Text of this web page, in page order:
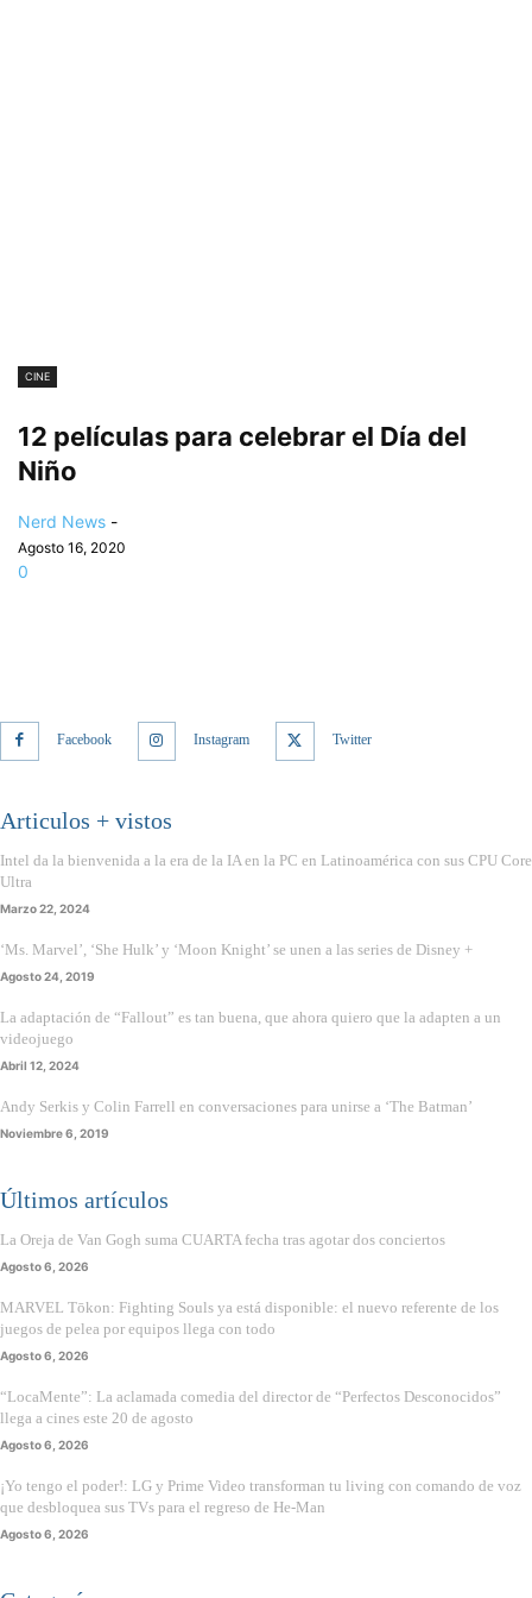
CINE
12 películas para celebrar el Día del
Niño
Nerd News -
Agosto 16, 2020
0
Facebook Instagram Twitter
Articulos + vistos
Intel da la bienvenida a la era de la IA en la PC en Latinoamérica con sus CPU Core
Ultra
Marzo 22, 2024
‘Ms. Marvel’, ‘She Hulk’ y ‘Moon Knight’ se unen a las series de Disney +
Agosto 24, 2019
La adaptación de “Fallout” es tan buena, que ahora quiero que la adapten a un
videojuego
Abril 12, 2024
Andy Serkis y Colin Farrell en conversaciones para unirse a ‘The Batman’
Noviembre 6, 2019
Últimos artículos
La Oreja de Van Gogh suma CUARTA fecha tras agotar dos conciertos
Agosto 6, 2026
MARVEL Tōkon: Fighting Souls ya está disponible: el nuevo referente de los
juegos de pelea por equipos llega con todo
Agosto 6, 2026
“LocaMente”: La aclamada comedia del director de “Perfectos Desconocidos”
llega a cines este 20 de agosto
Agosto 6, 2026
¡Yo tengo el poder!: LG y Prime Video transforman tu living con comando de voz
que desbloquea sus TVs para el regreso de He-Man
Agosto 6, 2026